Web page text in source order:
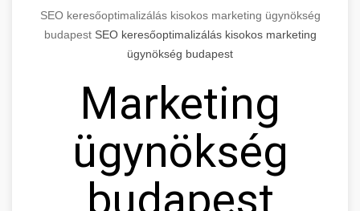
SEO keresőoptimalizálás kisokos marketing ügynökség
budapest SEO keresőoptimalizálás kisokos marketing
ügynökség budapest
Marketing
ügynökség
budapest